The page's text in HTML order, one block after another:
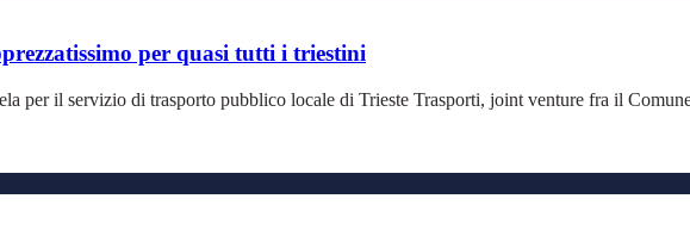
per quasi tutti i triestini
per il servizio di trasporto pubblico locale di Trieste Trasporti, joint venture fra il